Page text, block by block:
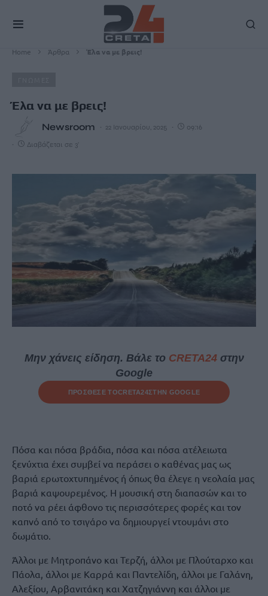
Home Άρθρα Έλα να με βρεις!
Έλα να με βρεις!
Newsroom 22 Ιανουαρίου, 2025 09:16
Διαβάζεται σε 3'
Μην χάνεις είδηση. Βάλε το CRETA24στην
Google
ΠΡΟΣΘΕΣΕ ΤΟCRETA24ΣΤΗΝ GOOGLE
Πόσα και πόσα βράδια, πόσα και πόσα ατέλειωτα
ξενύχτια έχει συμβεί να περάσει ο καθένας μας ως
βαριά ερωτοχτυπημένος ή όπως θα έλεγε η νεολαία μας
βαριά καψουρεμένος. Η μουσική στη διαπασών και το
ποτό να ρέει άφθονο τις περισσότερες φορές και τον
καπνό από το τσιγάρο να δημιουργεί ντουμάνι στο
δωμάτιο.
Άλλοι με Μητροπάνο και Τερζή, άλλοι με Πλούταρχο και
Πάολα, άλλοι με Καρρά και Παντελίδη, άλλοι με Γαλάνη,
Αλεξίου, Αρβανιτάκη και Χατζηγιάννη και άλλοι με